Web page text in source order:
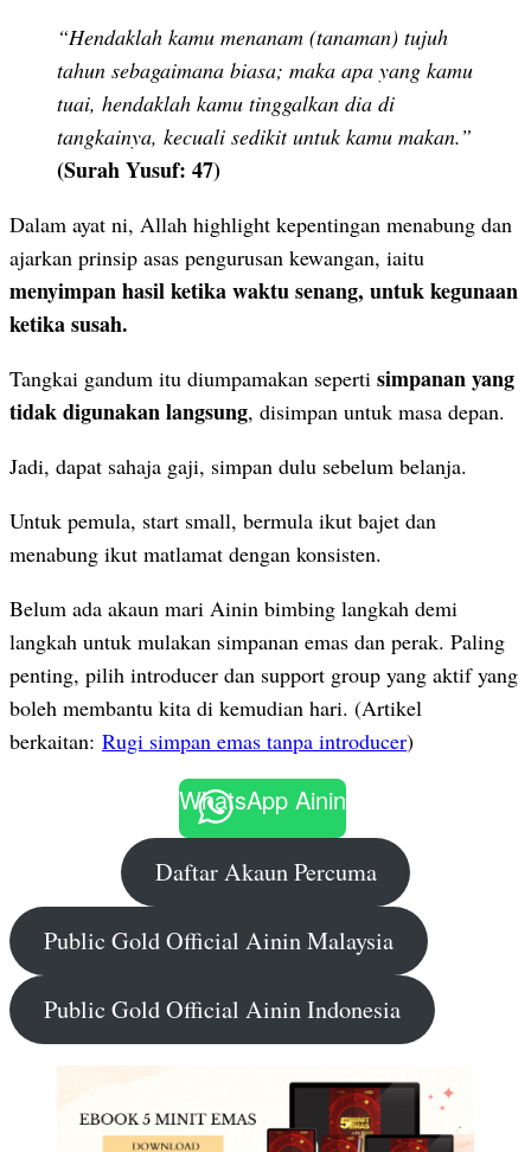
“Hendaklah kamu menanam (tanaman) tujuh
tahun sebagaimana biasa; maka apa yang kamu
tuai, hendaklah kamu tinggalkan dia di
tangkainya, kecuali sedikit untuk kamu makan.”
(Surah Yusuf: 47)
Dalam ayat ni, Allah highlight kepentingan menabung dan
ajarkan prinsip asas pengurusan kewangan, iaitu
menyimpan hasil ketika waktu senang, untuk kegunaan
ketika susah.
Tangkai gandum itu diumpamakan seperti simpanan yang
tidak digunakan langsung, disimpan untuk masa depan.
Jadi, dapat sahaja gaji, simpan dulu sebelum belanja.
Untuk pemula, start small, bermula ikut bajet dan
menabung ikut matlamat dengan konsisten.
Belum ada akaun mari Ainin bimbing langkah demi
langkah untuk mulakan simpanan emas dan perak. Paling
penting, pilih introducer dan support group yang aktif yang
boleh membantu kita di kemudian hari. (Artikel
berkaitan: Rugi simpan emas tanpa introducer)
WhatsApp Ainin
Daftar Akaun Percuma
Public Gold Official Ainin Malaysia
Public Gold Official Ainin Indonesia